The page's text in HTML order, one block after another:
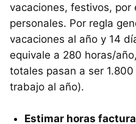
vacaciones, festivos,
personales. Por regla
vacaciones al año y 14
equivale a 280 horas/
totales pasan a ser
trabajo al año).
Estimar horas